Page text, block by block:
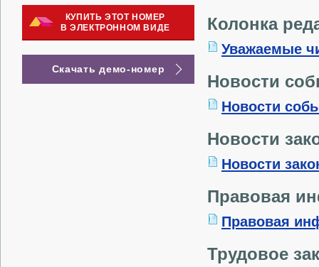
КУПИТЬ ЭТОТ НОМЕР
В ЭЛЕКТРОННОМ ВИДЕ
Скачать демо-номер
Колонка
Уважаемые
Новости
Новости
Новости
Новости
Правовая
Правовая
Трудовое